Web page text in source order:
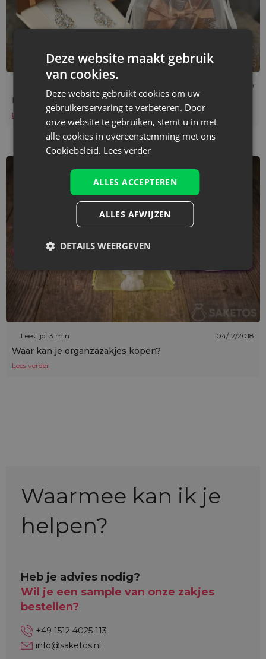
31/08/2019
Relatiegeschenken - gadgetzakjes
Lees verder
Leestijd: 3 min 04/12/2018
Waar kan je organzazakjes kopen?
Lees verder
Waarmee kan ik je
helpen?
Heb je advies nodig?
Wil je een sample van onze zakjes
bestellen?
+49 1512 4025 113
info@saketos.nl
Deze website maakt gebruik
van cookies.
Deze website gebruikt cookies om uw
gebruikerservaring te verbeteren. Door
onze website te gebruiken, stemt u in met
alle cookies in overeenstemming met ons
Cookiebeleid. Lees verder
ALLES ACCEPTEREN
ALLES AFWIJZEN
DETAILS WEERGEVEN